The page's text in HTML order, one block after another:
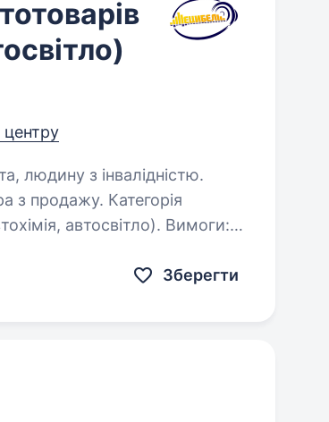
центру
людину з інвалідністю.
з продажу. Категорія
автосвітло). Вимоги:
Зберегти